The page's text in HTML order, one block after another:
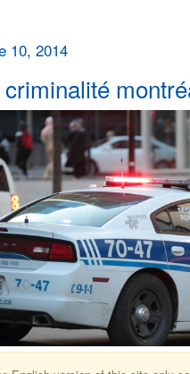
10, 2014
criminalité